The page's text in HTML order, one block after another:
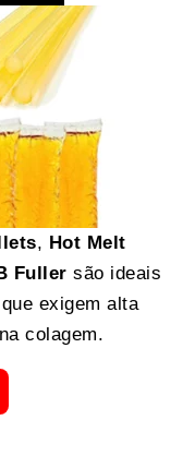
, Hot Melt
Fuller são ideais
exigem alta
colagem.